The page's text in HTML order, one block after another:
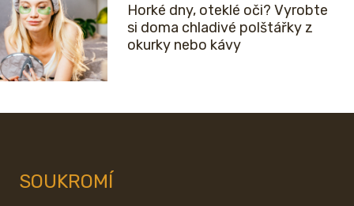
Horké dny, oteklé oči? Vyrobte
si doma chladivé polštářky z
okurky nebo kávy
SOUKROMÍ